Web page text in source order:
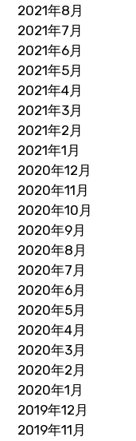
2021年8月
2021年7月
2021年6月
2021年5月
2021年4月
2021年3月
2021年2月
2021年1月
2020年12月
2020年11月
2020年10月
2020年9月
2020年8月
2020年7月
2020年6月
2020年5月
2020年4月
2020年3月
2020年2月
2020年1月
2019年12月
2019年11月